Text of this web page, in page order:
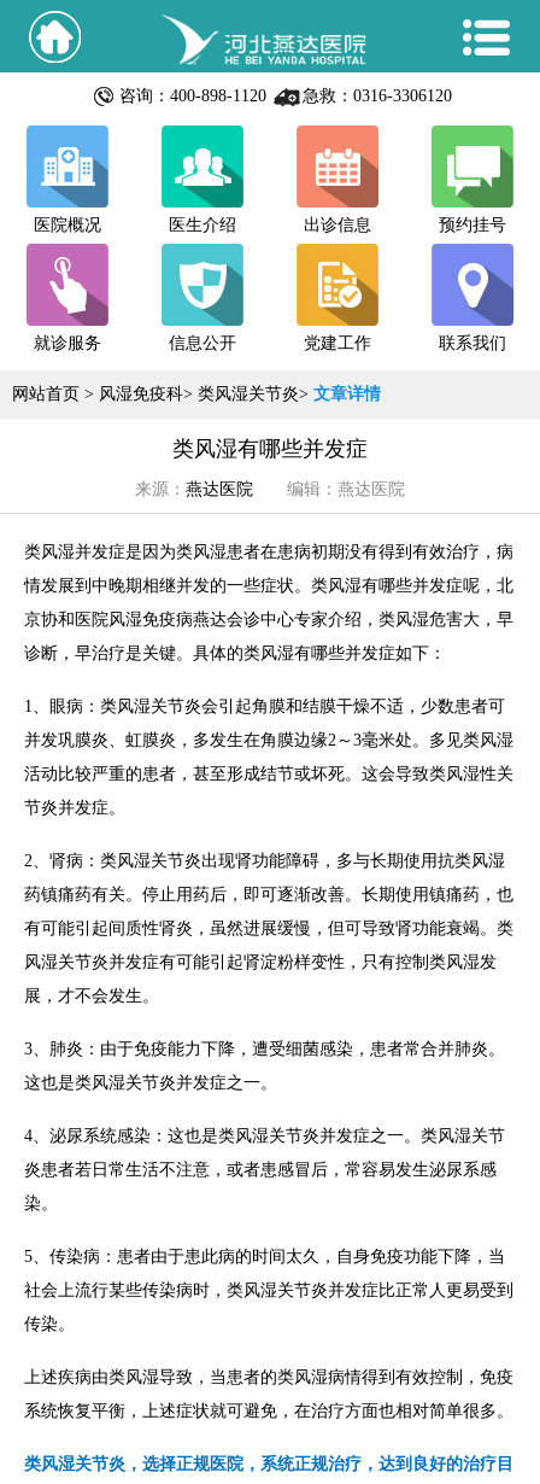
咨询：400-898-1120 急救：0316-3306120
医院概况 医生介绍 出诊信息 预约挂号
就诊服务 信息公开 党建工作 联系我们
网站首页 > 风湿免疫科> 类风湿关节炎> 文章详情
类风湿有哪些并发症
来源： 燕达医院 编辑：燕达医院
类风湿并发症是因为类风湿患者在患病初期没有得到有效治疗，病
情发展到中晚期相继并发的一些症状。类风湿有哪些并发症呢，北
京协和医院风湿免疫病燕达会诊中心专家介绍，类风湿危害大，早
诊断，早治疗是关键。具体的类风湿有哪些并发症如下：
1、眼病：类风湿关节炎会引起角膜和结膜干燥不适，少数患者可
并发巩膜炎、虹膜炎，多发生在角膜边缘2～3毫米处。多见类风湿
活动比较严重的患者，甚至形成结节或坏死。这会导致类风湿性关
节炎并发症。
2、肾病：类风湿关节炎出现肾功能障碍，多与长期使用抗类风湿
药镇痛药有关。停止用药后，即可逐渐改善。长期使用镇痛药，也
有可能引起间质性肾炎，虽然进展缓慢，但可导致肾功能衰竭。类
风湿关节炎并发症有可能引起肾淀粉样变性，只有控制类风湿发
展，才不会发生。
3、肺炎：由于免疫能力下降，遭受细菌感染，患者常合并肺炎。
这也是类风湿关节炎并发症之一。
4、泌尿系统感染：这也是类风湿关节炎并发症之一。类风湿关节
炎患者若日常生活不注意，或者患感冒后，常容易发生泌尿系感
染。
5、传染病：患者由于患此病的时间太久，自身免疫功能下降，当
社会上流行某些传染病时，类风湿关节炎并发症比正常人更易受到
传染。
上述疾病由类风湿导致，当患者的类风湿病情得到有效控制，免疫
系统恢复平衡，上述症状就可避免，在治疗方面也相对简单很多。
类风湿关节炎，选择正规医院，系统正规治疗，达到良好的治疗目